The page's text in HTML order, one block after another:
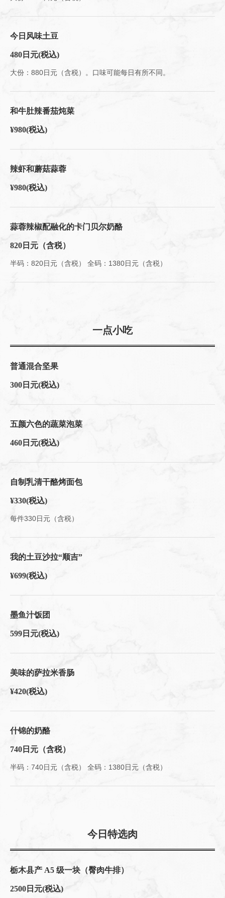
今日风味土豆
480日元(税込)
大份：880日元（含税）。口味可能每日有所不同。
和牛肚辣番茄炖菜
¥980(税込)
辣虾和蘑菇蒜蓉
¥980(税込)
蒜蓉辣椒配融化的卡门贝尔奶酪
820日元（含税）
半码：820日元（含税） 全码：1380日元（含税）
一点小吃
普通混合坚果
300日元(税込)
五颜六色的蔬菜泡菜
460日元(税込)
自制乳清干酪烤面包
¥330(税込)
每件330日元（含税）
我的土豆沙拉“顺吉”
¥699(税込)
墨鱼汁饭团
599日元(税込)
美味的萨拉米香肠
¥420(税込)
什锦的奶酪
740日元（含税）
半码：740日元（含税） 全码：1380日元（含税）
今日特选肉
栃木县产 A5 级一块（臀肉牛排）
2500日元(税込)
烹饪 | 肉とワインの隠れ家 209 ichimura
東京都江東区豊洲５-5-1-209
閉じる